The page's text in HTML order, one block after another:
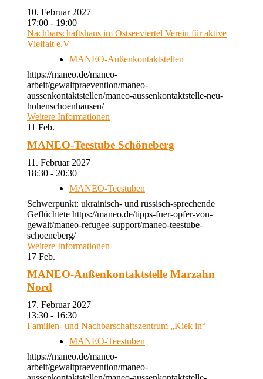
10. Februar 2027
17:00 - 19:00
Nachbarschaftshaus im Ostseeviertel Verein für aktive
Vielfalt e.V
MANEO-Außenkontaktstellen
https://maneo.de/maneo-
arbeit/gewaltpraevention/maneo-
aussenkontaktstellen/maneo-aussenkontaktstelle-neu-
hohenschoenhausen/
Weitere Informationen
11 Feb.
MANEO-Teestube Schöneberg
11. Februar 2027
18:30 - 20:30
MANEO-Teestuben
Schwerpunkt: ukrainisch- und russisch-sprechende
Geflüchtete https://maneo.de/tipps-fuer-opfer-von-
gewalt/maneo-refugee-support/maneo-teestube-
schoeneberg/
Weitere Informationen
17 Feb.
MANEO-Außenkontaktstelle Marzahn
Nord
17. Februar 2027
13:30 - 16:30
Familien- und Nachbarschaftszentrum „Kiek in“
MANEO-Teestuben
https://maneo.de/maneo-
arbeit/gewaltpraevention/maneo-